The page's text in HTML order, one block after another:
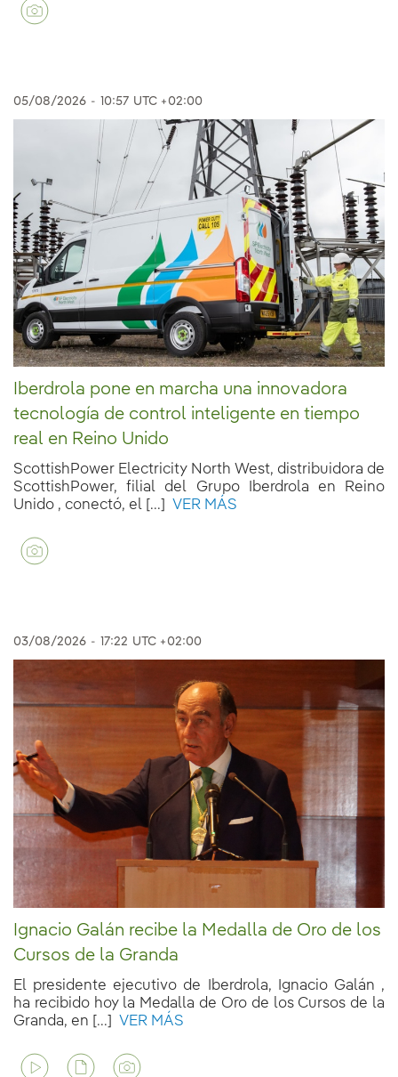
05/08/2026 - 10:57 UTC +02:00
Iberdrola pone en marcha una innovadora
tecnología de control inteligente en tiempo
real en Reino Unido
ScottishPower Electricity North West, distribuidora de
ScottishPower, filial del Grupo Iberdrola en Reino
Unido , conectó, el [...]
VER MÁS
03/08/2026 - 17:22 UTC +02:00
Ignacio Galán recibe la Medalla de Oro de los
Cursos de la Granda
El presidente ejecutivo de Iberdrola, Ignacio Galán ,
ha recibido hoy la Medalla de Oro de los Cursos de la
Granda, en [...]
VER MÁS